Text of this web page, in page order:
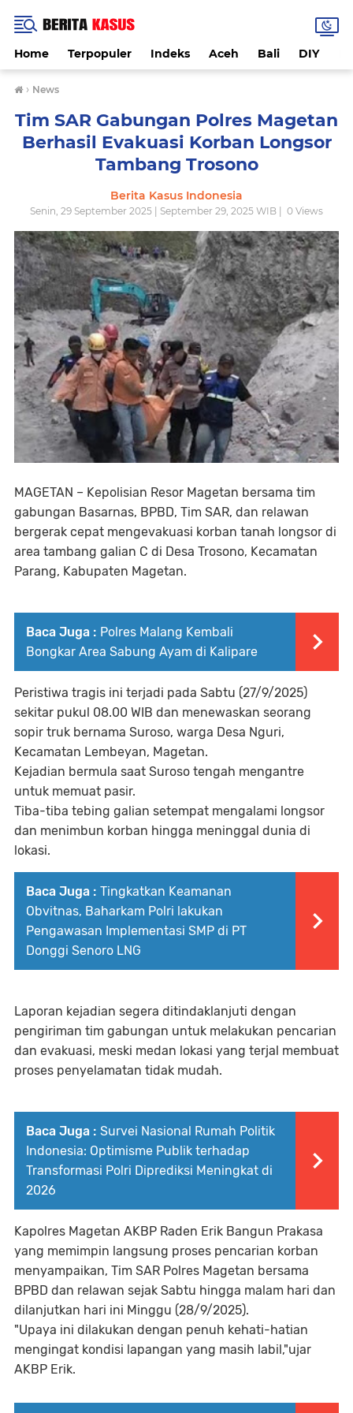
Home Terpopuler Indeks Aceh Bali DIY
› News
Tim SAR Gabungan Polres Magetan
Berhasil Evakuasi Korban Longsor
Tambang Trosono
Berita Kasus Indonesia
Senin, 29 September 2025 | September 29, 2025 WIB | 0 Views
MAGETAN – Kepolisian Resor Magetan bersama tim
gabungan Basarnas, BPBD, Tim SAR, dan relawan
bergerak cepat mengevakuasi korban tanah longsor di
area tambang galian C di Desa Trosono, Kecamatan
Parang, Kabupaten Magetan.
Baca Juga : Polres Malang Kembali
Bongkar Area Sabung Ayam di Kalipare
Peristiwa tragis ini terjadi pada Sabtu (27/9/2025)
sekitar pukul 08.00 WIB dan menewaskan seorang
sopir truk bernama Suroso, warga Desa Nguri,
Kecamatan Lembeyan, Magetan.
Kejadian bermula saat Suroso tengah mengantre
untuk memuat pasir.
Tiba-tiba tebing galian setempat mengalami longsor
dan menimbun korban hingga meninggal dunia di
lokasi.
Baca Juga : Tingkatkan Keamanan
Obvitnas, Baharkam Polri lakukan
Pengawasan Implementasi SMP di PT
Donggi Senoro LNG
Laporan kejadian segera ditindaklanjuti dengan
pengiriman tim gabungan untuk melakukan pencarian
dan evakuasi, meski medan lokasi yang terjal membuat
proses penyelamatan tidak mudah.
Baca Juga : Survei Nasional Rumah Politik
Indonesia: Optimisme Publik terhadap
Transformasi Polri Diprediksi Meningkat di
2026
Kapolres Magetan AKBP Raden Erik Bangun Prakasa
yang memimpin langsung proses pencarian korban
menyampaikan, Tim SAR Polres Magetan bersama
BPBD dan relawan sejak Sabtu hingga malam hari dan
dilanjutkan hari ini Minggu (28/9/2025).
"Upaya ini dilakukan dengan penuh kehati-hatian
mengingat kondisi lapangan yang masih labil,"ujar
AKBP Erik.